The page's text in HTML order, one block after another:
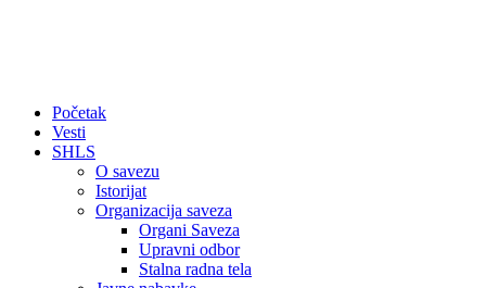
Početak
Vesti
SHLS
O savezu
Istorijat
Organizacija saveza
Organi Saveza
Upravni odbor
Stalna radna tela